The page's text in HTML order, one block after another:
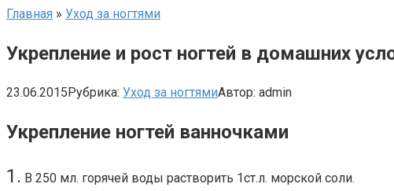
Главная » Уход за ногтями
Укрепление и рост ногтей в домашних
23.06.2015Рубрика: Уход за ногтямиАвтор: admin
Укрепление ногтей ванночками
1. В 250 мл. горячей воды растворить 1ст.л. морской соли.